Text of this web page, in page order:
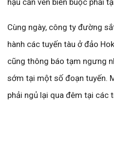
hậu cần ven biển buộc phải
Cùng ngày, công ty đường
hành các tuyến tàu ở đảo
cũng thông báo tạm ngưng
sớm tại một số đoạn tuyến.
phải ngủ lại qua đêm tại các